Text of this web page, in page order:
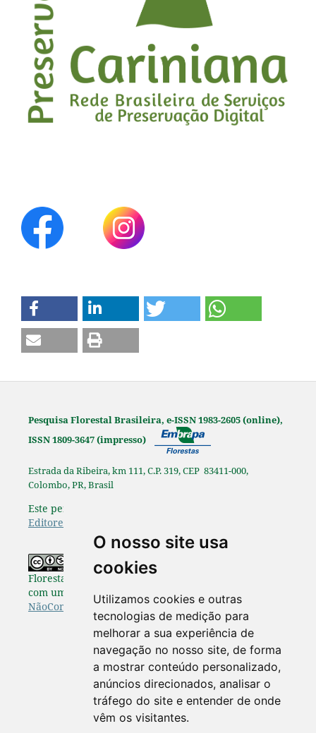
O nosso site usa
cookies
Utilizamos cookies e outras
tecnologias de medição para
melhorar a sua experiência de
navegação no nosso site, de forma
a mostrar conteúdo personalizado,
anúncios direcionados, analisar o
tráfego do site e entender de onde
vêm os visitantes.
Pesquisa Florestal Brasileira, e-ISSN 1983-2605 (online),
ISSN 1809-3647 (impresso)
Estrada da Ribeira, km 111, C.P. 319, CEP 83411-000,
Colombo, PR, Brasil
Este periódico é afiliado à
Editores Científicos
Os originais publicados na Pesquisa
Florestal Brasileira estão disponibilizados de acordo
com uma Licença Creative Commons Atribuição-
NãoComercial-SemDerivações 4.0 Internacional